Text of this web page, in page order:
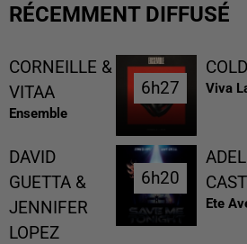
RÉCEMMENT DIFFUSÉ
CORNEILLE &
VITAA
Ensemble
6h27
6h27 Viva
DAVID
GUETTA &
JENNIFER
LOPEZ
6h20
6h20
Ete